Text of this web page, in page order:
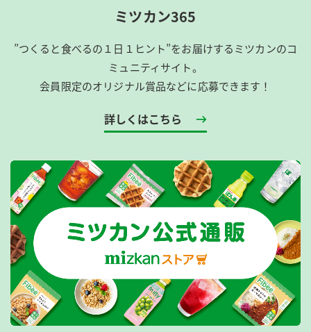
ミツカン365
”つくると食べるの１日１ヒント”をお届けするミツカンのコ
ミュニティサイト。
会員限定のオリジナル賞品などに応募できます！
詳しくはこちら